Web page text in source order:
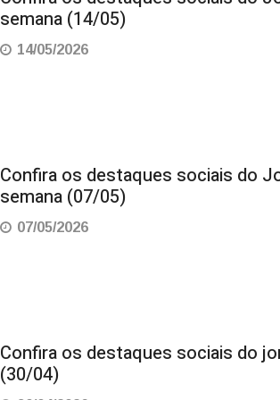
semana (14/05)
14/05/2026
Confira os destaques sociais do
semana (07/05)
07/05/2026
Confira os destaques sociais do
(30/04)